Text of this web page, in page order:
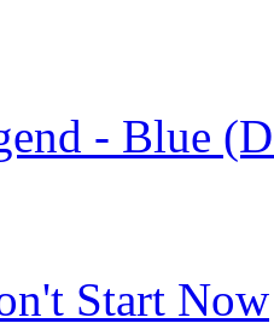
- Blue
Start Now